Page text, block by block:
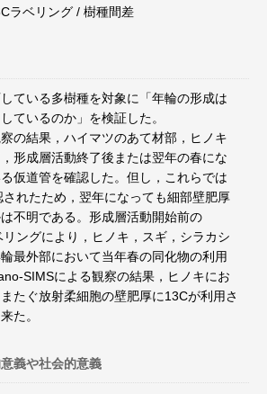
ラベリング / 樹種間差
ている多樹種を対象に「年輪の形成は
ているのか」を検証した。
の結果，ハイマツのあて材部，ヒノキ
形成層活動終了後または翌年の春にな
仮道管を確認した。但し，これらでは
れたため，翌年になっても細部壁肥厚
不明である。形成層活動開始前の
ングにより，ヒノキ，スギ，シラカシ
最外部において当年春の同化物の利用
SIMSによる観察の結果，ヒノキにお
たぐ放射柔細胞の壁肥厚に13Cが利用さ
た。
義や社会的意義